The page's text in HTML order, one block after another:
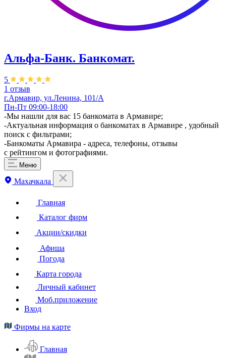
Альфа-Банк. Банкомат.
5
1 отзыв
г.Армавир, ул.Ленина, 101/А
Пн-Пт 09:00-18:00
-Мы нашли для вас 15 банкомата в Армавире;
-Актуальная информация о банкоматах в Армавире , удобный
поиск с фильтрами;
-Банкоматы Армавира - адреса, телефоны, отзывы
с рейтингом и фотографиями.
Меню
Махачкала
Главная
Каталог фирм
Акции/скидки
Афиша
Погода
Карта города
Личный кабинет
Моб.приложение
Вход
Фирмы на карте
Главная